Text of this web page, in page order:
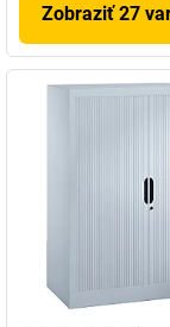
Zobraziť 27